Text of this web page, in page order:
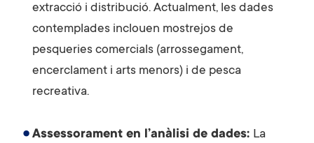
extracció i distribució. Actualment, les dades
contemplades inclouen mostrejos de
pesqueries comercials (arrossegament,
encerclament i arts menors) i de pesca
recreativa.
Assessorament en l’anàlisi de dades: La